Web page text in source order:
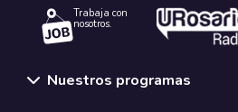
Trabaja con
nosotros.
Nuestros programas